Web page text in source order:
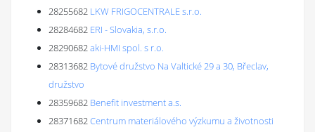
28255682 LKW FRIGOCENTRALE s.r.o.
28284682 ERI - Slovakia, s.r.o.
28290682aki-HMI spol. s r.o.
28313682 Bytové družstvo Na Valtické 29 a 30, Břeclav,
družstvo
28359682 Benefit investment a.s.
28371682Centrum materiálového výzkumu a životnosti